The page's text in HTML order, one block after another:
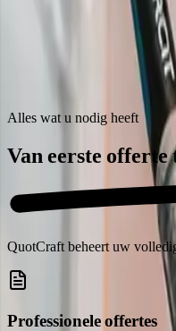
Alles wat u nodig heeft
Van eerste offerte
QuotCraft beheert uw
Professionele offertes